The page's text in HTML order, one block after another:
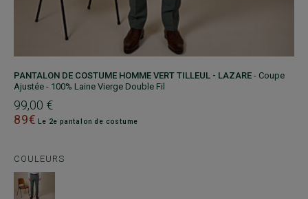
PANTALON DE COSTUME HOMME VERT TILLEUL - LAZARE - Coupe
Ajustée - 100% Laine Vierge Double Fil
99,00 €
89€
Le 2e pantalon de costume
COULEURS